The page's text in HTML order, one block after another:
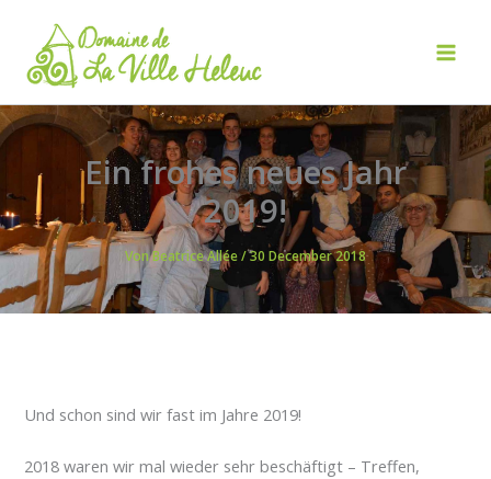
springen
Main
Ein frohes neues Jahr
2019!
VonBeatrice Allée/30 December 2018
Und schon sind wir fast im Jahre 2019!
2018 waren wir mal wieder sehr beschäftigt – Treffen,